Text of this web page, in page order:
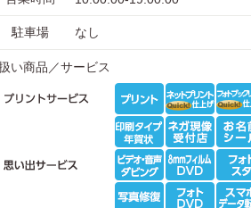
駐車場 なし
い商品／サービス